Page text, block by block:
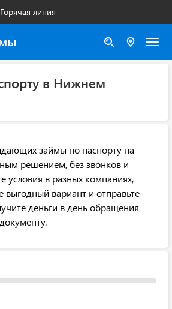
Горячая линия
в Нижнем
займы по паспорту на
решением, без звонков и
условия в разных компаниях,
выгодный вариант и отправьте
деньги в день обращения